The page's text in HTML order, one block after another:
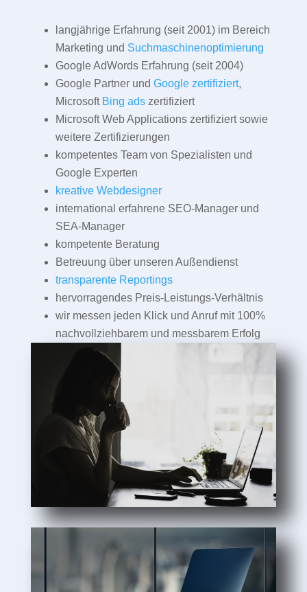
langjährige Erfahrung (seit 2001) im Bereich
Marketing und Suchmaschinenoptimierung
Google AdWords Erfahrung (seit 2004)
Google Partner und Google zertifiziert,
Microsoft Bing adszertifiziert
Microsoft Web Applications zertifiziert sowie
weitere Zertifizierungen
kompetentes Team von Spezialisten und
Google Experten
kreative Webdesigner
international erfahrene SEO-Manager und
SEA-Manager
kompetente Beratung
Betreuung über unseren Außendienst
transparente Reportings
hervorragendes Preis-Leistungs-Verhältnis
wir messen jeden Klick und Anruf mit 100%
nachvollziehbarem und messbarem Erfolg